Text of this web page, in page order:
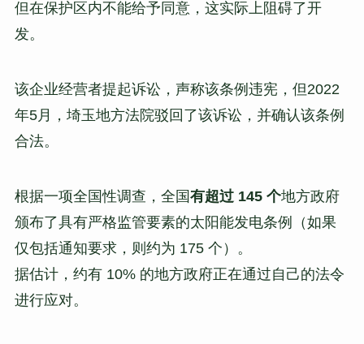
但在保护区内不能给予同意，这实际上阻碍了开
发。
该企业经营者提起诉讼，声称该条例违宪，但2022
年5月，埼玉地方法院驳回了该诉讼，并确认该条例
合法。
根据一项全国性调查，全国有超过 145 个地方政府
颁布了具有严格监管要素的太阳能发电条例（如果
仅包括通知要求，则约为 175 个）。
据估计，约有 10% 的地方政府正在通过自己的法令
进行应对。